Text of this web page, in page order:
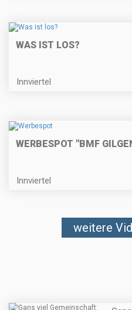
WAS IST LOS?
Innviertel
WERBESPOT "BMF
Innviertel
weitere